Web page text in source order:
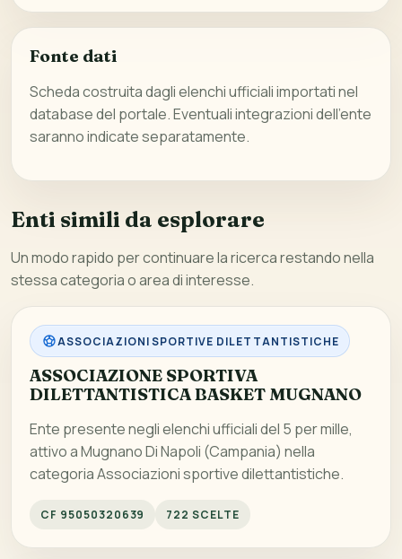
Fonte dati
Scheda costruita dagli elenchi ufficiali importati nel
database del portale. Eventuali integrazioni dell’ente
saranno indicate separatamente.
Enti simili da esplorare
Un modo rapido per continuare la ricerca restando nella
stessa categoria o area di interesse.
ASSOCIAZIONI SPORTIVE DILETTANTISTICHE
ASSOCIAZIONE SPORTIVA
DILETTANTISTICA BASKET MUGNANO
Ente presente negli elenchi ufficiali del 5 per mille,
attivo a Mugnano Di Napoli (Campania) nella
categoria Associazioni sportive dilettantistiche.
CF 95050320639 722 SCELTE